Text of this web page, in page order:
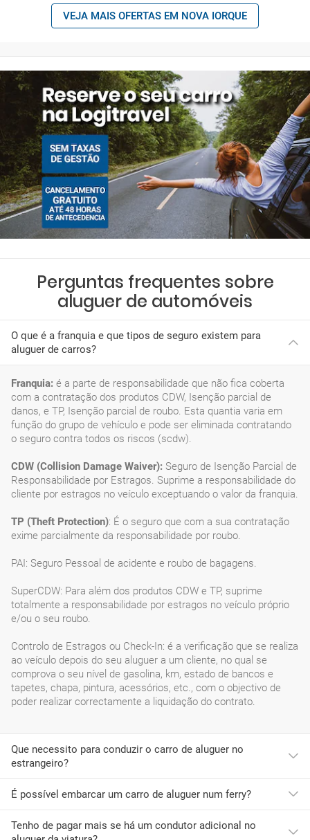
VEJA MAIS OFERTAS EM NOVA IORQUE
Perguntas frequentes sobre
aluguer de automóveis
O que é a franquia e que tipos de seguro existem para
aluguer de carros?
Franquia: é a parte de responsabilidade que não fica coberta
com a contratação dos produtos CDW, Isenção parcial de
danos, e TP, Isenção parcial de roubo. Esta quantia varia em
função do grupo de vehículo e pode ser eliminada contratando
o seguro contra todos os riscos (scdw).
CDW (Collision Damage Waiver): Seguro de Isenção Parcial de
Responsabilidade por Estragos. Suprime a responsabilidade do
cliente por estragos no veículo exceptuando o valor da franquia.
TP (Theft Protection): É o seguro que com a sua contratação
exime parcialmente da responsabilidade por roubo.
PAI: Seguro Pessoal de acidente e roubo de bagagens.
SuperCDW: Para além dos produtos CDW e TP, suprime
totalmente a responsabilidade por estragos no veículo próprio
e/ou o seu roubo.
Controlo de Estragos ou Check-In: é a verificação que se realiza
ao veículo depois do seu aluguer a um cliente, no qual se
comprova o seu nível de gasolina, km, estado de bancos e
tapetes, chapa, pintura, acessórios, etc., com o objectivo de
poder realizar correctamente a liquidação do contrato.
Que necessito para conduzir o carro de aluguer no
estrangeiro?
Para conduzir em países membros daUnião Europeia é
É possível embarcar um carro de aluguer num ferry?
A maioria das empresas de aluguer de automóveis não permite
Tenho de pagar mais se há um condutor adicional no